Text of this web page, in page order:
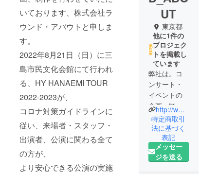
いております、株式会社ラ
ウンド・アバウトと申しま
す。
2022年8月21日（日）に三
島市民文化会館にて行われ
る、HY HANAEMI TOUR
2022-2023が、
コロナ対策ガイドラインに
従い、来場者・スタッフ・
出演者、公演に関わる全て
の方が、
より安心できる公演の実施
UT
東京都
他に1件の
プロジェク
トを掲載し
ています
弊社は。コ
ンサート・
イベントの
企画、制
作、ブッキ
ング、興
業、会館自
主事業、学
園祭、ホテ
http://www.r-about.co.jp/
特定商取引
法に基づく
表記
メッセー
ジを送る